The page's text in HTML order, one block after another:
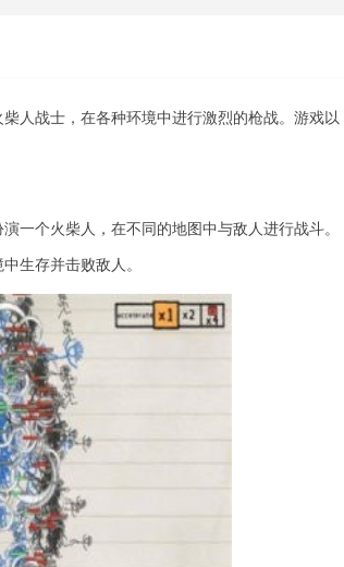
人战士，在各种环境中进行激烈的枪战。游戏以
一个火柴人，在不同的地图中与敌人进行战斗。
生存并击败敌人。